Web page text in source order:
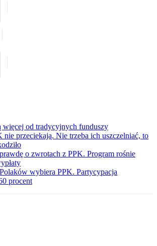
więcej od tradycyjnych funduszy
nie przeciekają. Nie trzeba ich uszczelniać, to
o zwrotach z PPK. Program rośnie
wybiera PPK. Partycypacja
procent